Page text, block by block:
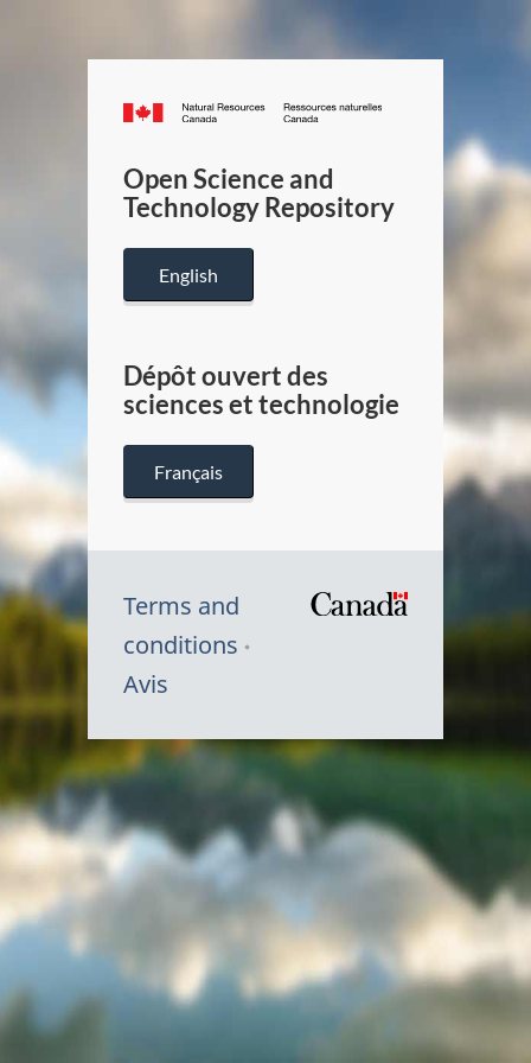
Canada.ca
/
Canada
Open Science and
Technology Repository
English
Dépôt ouvert des
sciences et technologie
Français
Terms and
conditions
Avis
Symbole
du